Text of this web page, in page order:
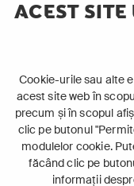
ACEST
Cookie-urile sau alte
acest site web în
precum și în scopul
clic pe butonul
modulelor cookie.
făcând clic pe
informații